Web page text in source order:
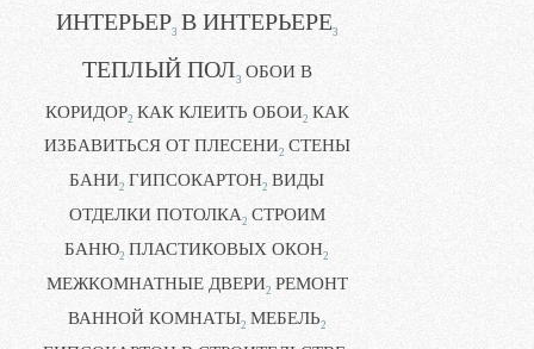
ИНТЕРЬЕР3 В ИНТЕРЬЕРЕ3
ТЕПЛЫЙ ПОЛ3 ОБОИ В
КОРИДОР2 КАК КЛЕИТЬ ОБОИ2 КАК
ИЗБАВИТЬСЯ ОТ ПЛЕСЕНИ2 СТЕНЫ
БАНИ2 ГИПСОКАРТОН2 ВИДЫ
ОТДЕЛКИ ПОТОЛКА2 СТРОИМ
БАНЮ2 ПЛАСТИКОВЫХ ОКОН2
МЕЖКОМНАТНЫЕ ДВЕРИ2 РЕМОНТ
ВАННОЙ КОМНАТЫ2 МЕБЕЛЬ2